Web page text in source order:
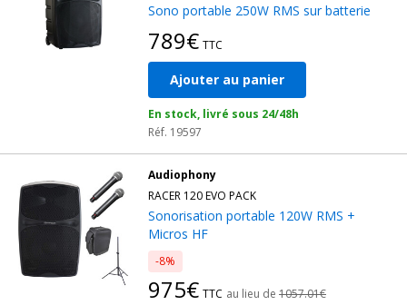
Sono portable 250W RMS sur batterie
789€ TTC
Ajouter au panier
En stock, livré sous 24/48h
Réf. 19597
Audiophony
RACER 120 EVO PACK
Sonorisation portable 120W RMS +
Micros HF
-8%
975€ TTC au lieu de 1057.01€